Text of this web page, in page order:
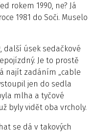
rokem 1990, ne? Já
1981 do Soči. Muselo
další úsek sedačkové
Je to prostě
najít zadáním „cable
jen do sedla
mlha a tyčové
byly vidět oba vrcholy.
se dá v takových